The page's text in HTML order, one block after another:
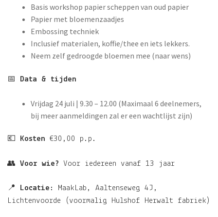
Basis workshop papier scheppen van oud papier
Papier met bloemenzaadjes
Embossing techniek
Inclusief materialen, koffie/thee en iets lekkers.
Neem zelf gedroogde bloemen mee (naar wens)
📅 Data & tijden
Vrijdag 24 juli | 9.30 – 12.00 (Maximaal 6 deelnemers,
bij meer aanmeldingen zal er een wachtlijst zijn)
💶 Kosten €30,00 p.p.
👥 Voor wie? Voor iedereen vanaf 13 jaar
📍 Locatie:
MaakLab, Aaltenseweg 4J,
Lichtenvoorde (voormalig Hulshof Herwalt fabriek)